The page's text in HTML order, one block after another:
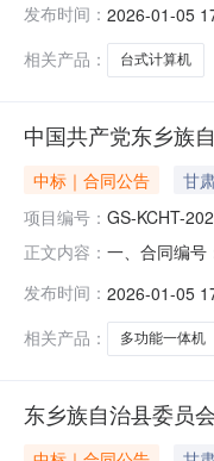
自治县委员会
园1
发布时间： 2026-01-05
相关产品：
台式计算机
中国共产党东乡族
中标｜合同公告 甘
项目编号： GS-KCHT-
正文内容： 一、合同编号
乡族自治县委
瑞花
发布时间： 2026-01-05
相关产品：
多功能一体机
东乡族自治县委员